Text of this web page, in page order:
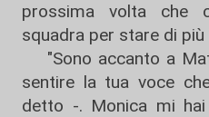
prossima volta che
squadra per stare di più
"Sono accanto a
sentire la tua voce
detto -. Monica mi